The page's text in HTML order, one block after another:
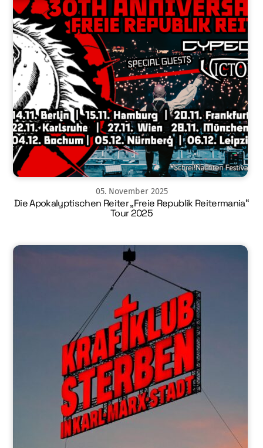
05. November 2025
Die Apokalyptischen Reiter „Freie Republik Reitermania“
Tour 2025